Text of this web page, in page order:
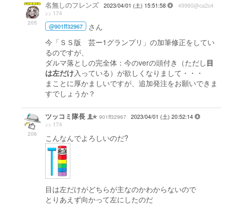
205
名無しのフレンズ 2023/04/01 (土) 15:51:58 49980@ca2c4
>> 174
@901ff32967
さん
今「ＳＳ版 芸ー1グランプリ」の加筆修正をしてい
るのですが、
ダルマ落としの完全体：今のverの頭付き（ただし 目
は左だけ入っている）が欲しくなりまして・・・
まことに厚かましいですが、追加発注をお願いできま
すでしょうか？
206
ツッコミ隊長 901ff32967 2023/04/01 (土) 20:52:14
>> 174
こんなんでよろしいのだ?
目は左だけがどちらが主なのかわからないので
とりあえず向かって左にしたのだ